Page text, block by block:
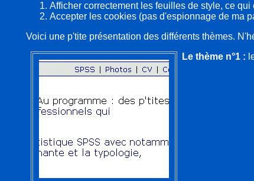
Afficher correctement les feuilles de style, ce qui
Accepter les cookies (pas d'espionnage de ma
Voici une p'tite présentation des différents thèmes.
Le thème n°1 :